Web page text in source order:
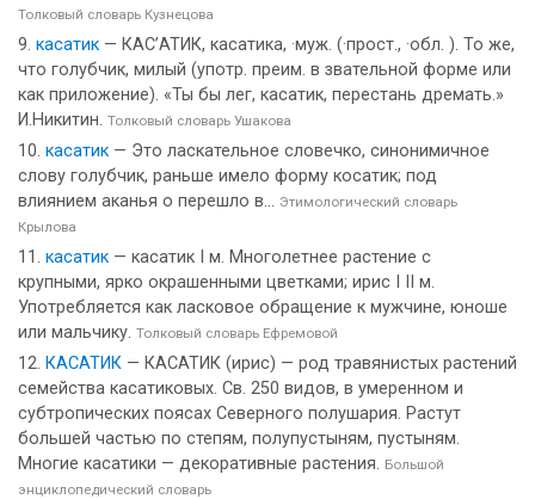
Толковый словарь Кузнецова
касатик — КАС’АТИК, касатика, ·муж. (·прост., ·обл. ). То же,
что голубчик, милый (употр. преим. в звательной форме или
как приложение). «Ты бы лег, касатик, перестань дремать.»
И.Никитин. Толковый словарь Ушакова
касатик — Это ласкательное словечко, синонимичное
слову голубчик, раньше имело форму косатик; под
влиянием аканья о перешло в... Этимологический словарь
Крылова
касатик — касатик I м. Многолетнее растение с
крупными, ярко окрашенными цветками; ирис I II м.
Употребляется как ласковое обращение к мужчине, юноше
или мальчику. Толковый словарь Ефремовой
КАСАТИК — КАСАТИК (ирис) — род травянистых растений
семейства касатиковых. Св. 250 видов, в умеренном и
субтропических поясах Северного полушария. Растут
большей частью по степям, полупустыням, пустыням.
Многие касатики — декоративные растения. Большой
энциклопедический словарь